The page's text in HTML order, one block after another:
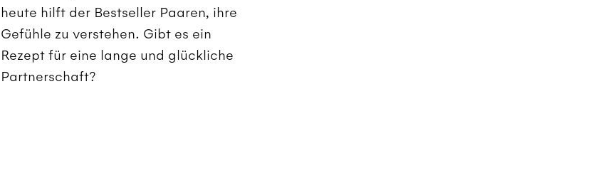
heute hilft der Bestseller Paaren, ihre
Gefühle zu verstehen. Gibt es ein
Rezept für eine lange und glückliche
Partnerschaft?